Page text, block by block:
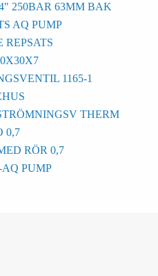
250BAR 63MM BAK
AQ PUMP
REPSATS
1165-1
THERM
0,7
RÖR 0,7
PUMP